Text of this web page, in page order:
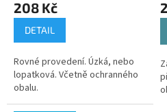
208 Kč
DETAIL
Rovné provedení. Úzká, nebo
lopatková. Včetně ochranného
obalu.